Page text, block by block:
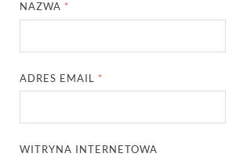
NAZWA *
ADRES EMAIL *
WITRYNA INTERNETOWA